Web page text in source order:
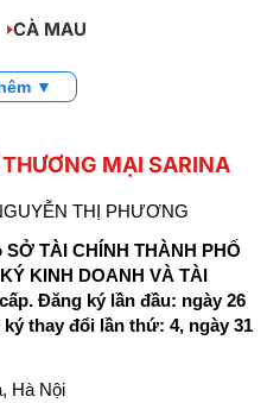
CÀ MAU
▼
MẠI SARINA
THỊ PHƯƠNG
TÀI CHÍNH THÀNH PHỐ
KINH DOANH VÀ TÀI
Đăng ký lần đầu: ngày 26
thay đổi lần thứ: 4, ngày 31
Hà Nội